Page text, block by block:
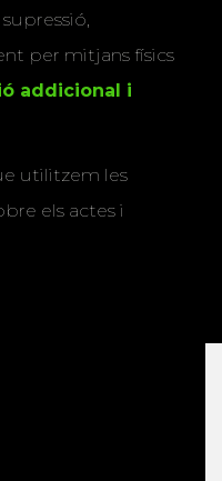
per mitjans físics
addicional i
utilitzem les
els actes i